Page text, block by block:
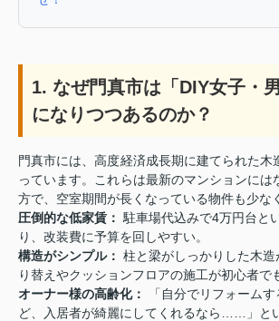
1. なぜ門真市は「DIY女子・
になりつつあるのか？
門真市には、高度経済成長期に建てられた木
っています。これらは最新のマンションには
方で、空室期間が長くなっている物件も少な
圧倒的な低家賃： 駐車場代込みで4万円台と
り、改装費に予算を回しやすい。
構造がシンプル： 柱と梁がしっかりした木
り替えやクッションフロアの施工が初心者で
オーナー様の高齢化：
「自分でリフォーム
ど、入居者が綺麗にしてくれるなら……」と